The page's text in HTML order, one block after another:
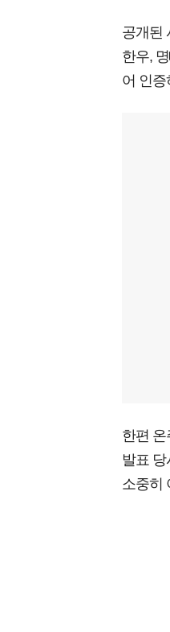
공개된
한우,
어 인증
한편 온
발표
소중히